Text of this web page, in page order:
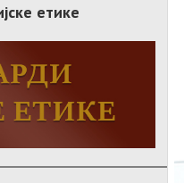
етике